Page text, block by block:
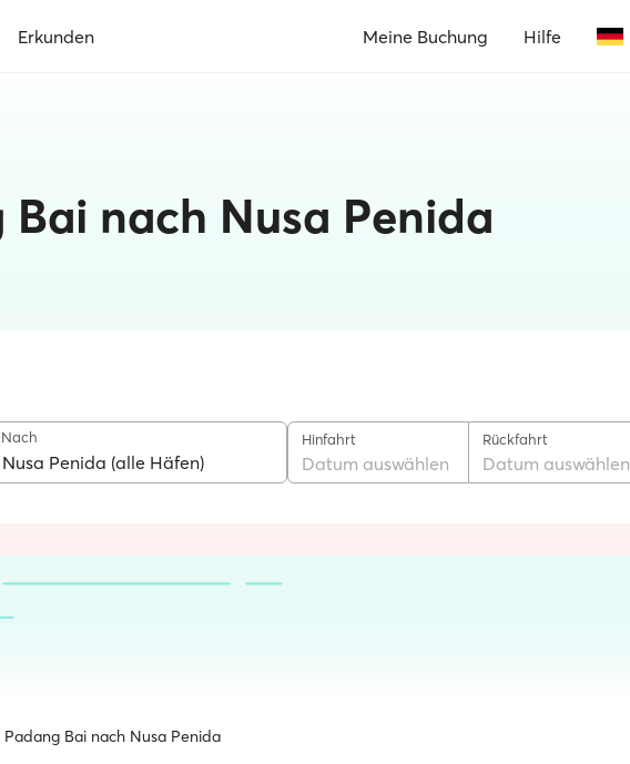
Erkunden Meine Buchung Hilfe
nach Nusa Penida
Nach Hinfahrt
Datum auswählen
Rückfahrt
Datum auswählen
Padang Bai nach Nusa Penida